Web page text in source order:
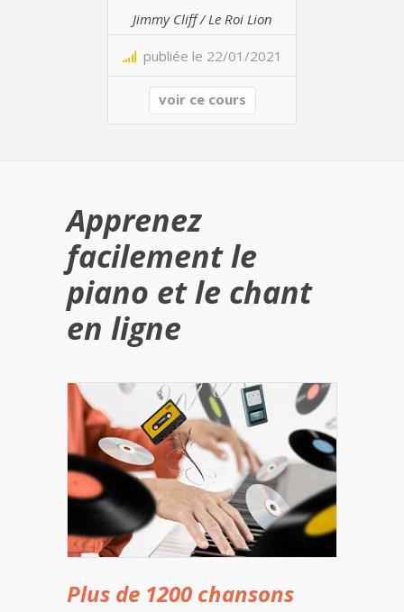
Jimmy Cliff / Le Roi Lion
publiée le 22/01/2021
voir ce cours
Apprenez
facilement le
piano et le chant
en ligne
Plus de 1200 chansons